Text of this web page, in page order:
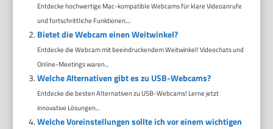
Entdecke hochwertige Mac-kompatible Webcams für klare Videoanrufe
und fortschrittliche Funktionen....
Bietet die Webcam einen Weitwinkel?
Entdecke die Webcam mit beeindruckendem Weitwinkel! Videochats und
Online-Meetings waren...
Welche Alternativen gibt es zu USB-Webcams?
Entdecke die besten Alternativen zu USB-Webcams! Lerne jetzt
innovative Lösungen...
Welche Voreinstellungen sollte ich vor einem wichtigen